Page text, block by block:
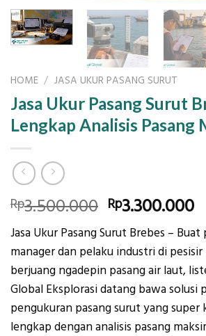
HOME / JASA UKUR PASANG SURUT
Jasa Ukur Pasang Surut
Lengkap Analisis Pasang
Rp3.500.000 Original
price
was:
Rp3.500.000.
Rp3.300.000
Jasa Ukur Pasang Surut Brebes –
manager dan pelaku industri di
berjuang ngadepin pasang air laut,
Global Eksplorasi datang bawa solusi
pengukuran pasang surut yang
lengkap dengan analisis pasang